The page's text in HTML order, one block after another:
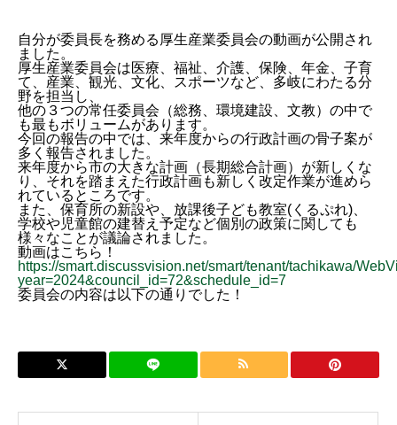
自分が委員長を務める厚生産業委員会の動画が公開され
ました。
厚生産業委員会は医療、福祉、介護、保険、年金、子育
て、産業、観光、文化、スポーツなど、多岐にわたる分
野を担当し、
他の３つの常任委員会（総務、環境建設、文教）の中で
も最もボリュームがあります。
今回の報告の中では、来年度からの行政計画の骨子案が
多く報告されました。
来年度から市の大きな計画（長期総合計画）が新しくな
り、それを踏まえた行政計画も新しく改定作業が進めら
れているところです。
また、保育所の新設や、放課後子ども教室(くるぷれ)、
学校や児童館の建替え予定など個別の政策に関しても
様々なことが議論されました。
動画はこちら！
https://smart.discussvision.net/smart/tenant/tachikawa/
year=2024&council_id=72&schedule_id=7
委員会の内容は以下の通りでした！